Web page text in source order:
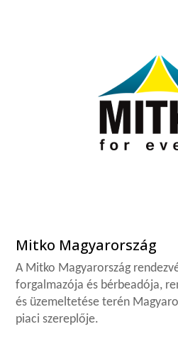
Mitko Magyarország
A Mitko Magyarország
forgalmazója és bérbeadója,
és üzemeltetése terén
piaci szereplője.